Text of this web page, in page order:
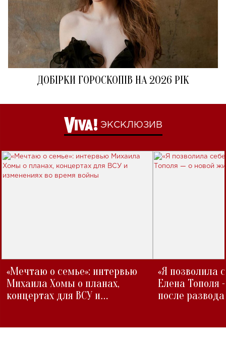
ДОБІРКИ ГОРОСКОПІВ НА 2026 РІК
ЭКСКЛЮЗИВ
«Мечтаю о семье»: интервью
Михаила Хомы о планах,
концертах для ВСУ и
«Я позволила
Елена Тополя
после развода